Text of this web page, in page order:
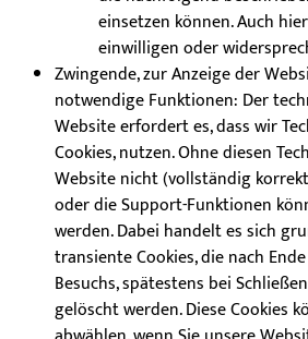
einsetzen können. Auch
einwilligen oder
Zwingende, zur Anzeige der
notwendige Funktionen: Der
Website erfordert es, dass wir
Cookies, nutzen. Ohne diesen
Website nicht (vollständig
oder die Support-Funktionen
werden. Dabei handelt es sich
transiente Cookies, die nach
Besuchs, spätestens bei
gelöscht werden. Diese Cookies